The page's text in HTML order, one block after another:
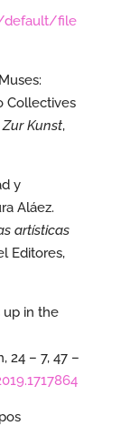
default/file
Collectives
Zur Kunst,
y
Aláez.
artísticas
Editores,
up in the
24 – 7, 47 –